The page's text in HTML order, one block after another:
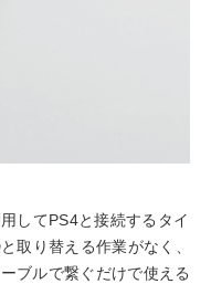
してPS4と接続するタイ
取り替える作業がなく、
ブルで繋ぐだけで使える